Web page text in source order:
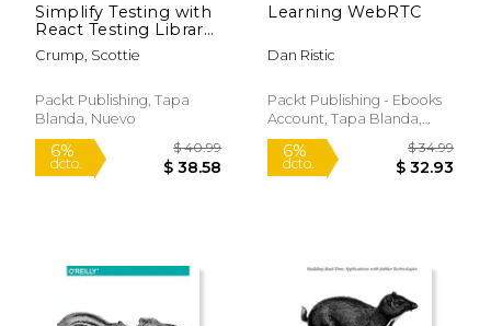
dcto. $ 44.64 dcto. $
Simplify Testing with
React Testing Library:
Create maintainable
tests using RTL that
changes (en Inglés)
Crump, Scottie
Packt Publishing, Tapa
Blanda, Nuevo
Learning WebRTC
Dan Ristic
Packt Publishing - Ebooks
Account, Tapa Blanda,
Nuevo